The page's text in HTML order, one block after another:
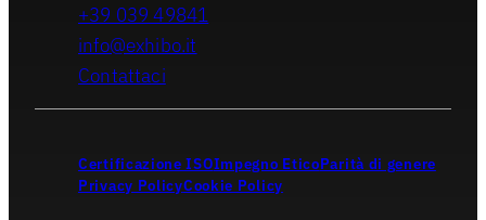
+39 039 49841
info@exhibo.it
Contattaci
Certificazione ISOImpegno EticoParità di genere
Privacy PolicyCookie Policy